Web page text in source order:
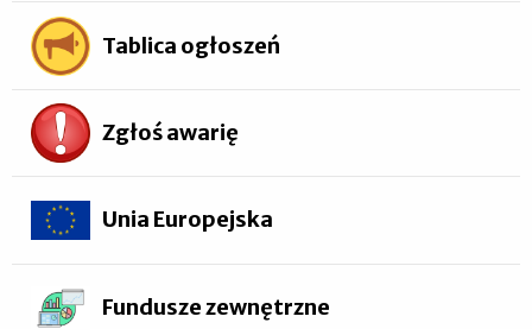
Tablica ogłoszeń
Zgłoś awarię
Unia Europejska
Fundusze zewnętrzne